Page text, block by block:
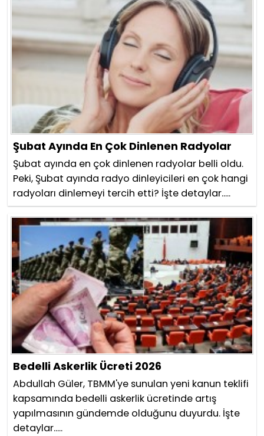
Şubat Ayında En Çok Dinlenen Radyolar
Şubat ayında en çok dinlenen radyolar belli oldu.
Peki, Şubat ayında radyo dinleyicileri en çok hangi
radyoları dinlemeyi tercih etti? İşte detaylar.....
Bedelli Askerlik Ücreti 2026
Abdullah Güler, TBMM'ye sunulan yeni kanun teklifi
kapsamında bedelli askerlik ücretinde artış
yapılmasının gündemde olduğunu duyurdu. İşte
detaylar.....